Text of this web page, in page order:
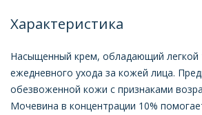
Характеристика
Насыщенный крем, обладающий легкой
ежедневного ухода за кожей лица.
обезвоженной кожи с признаками
Мочевина в концентрации 10%